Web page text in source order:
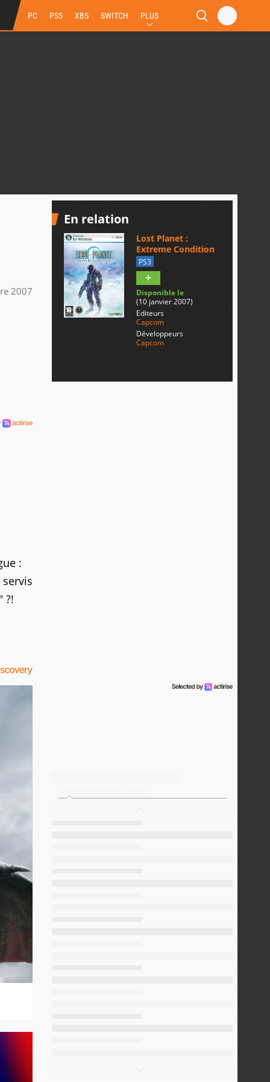
PC PS5 XBS SWITCH PLUS
2007
:
?!
En relation
Lost Planet :
Extreme Condition
PS3
Disponible le
(10 janvier 2007)
Editeurs
Capcom
Développeurs
Capcom